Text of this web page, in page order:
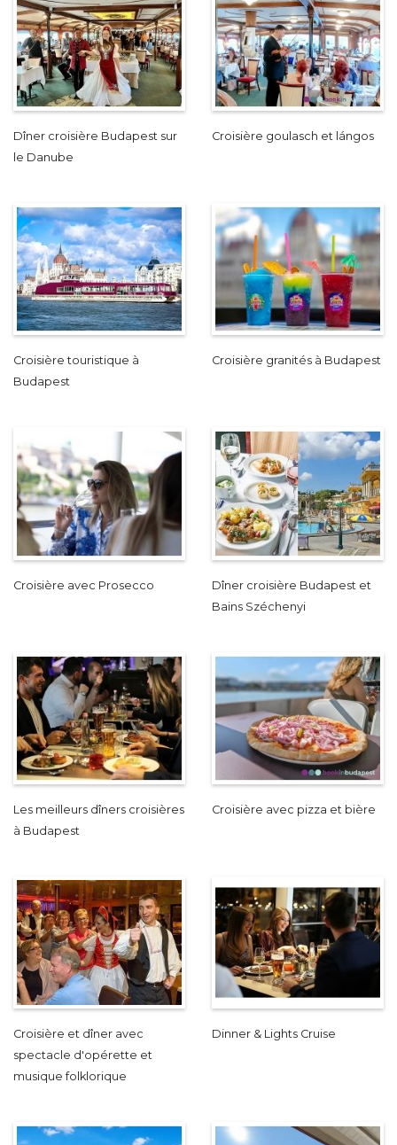
Dîner croisière Budapest sur
le Danube
Croisière goulasch et lángos
Croisière touristique à
Budapest
Croisière granités à Budapest
Croisière avec Prosecco
Dîner croisière Budapest et
Bains Széchenyi
Les meilleurs dîners croisières
à Budapest
Croisière avec pizza et bière
Croisière et dîner avec
spectacle d'opérette et
musique folklorique
Dinner & Lights Cruise